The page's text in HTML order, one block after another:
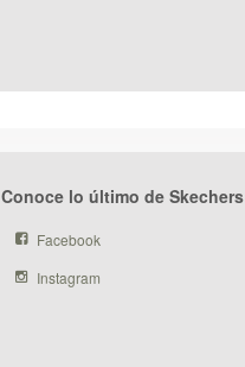
Conoce lo último de Skechers
Facebook
Instagram